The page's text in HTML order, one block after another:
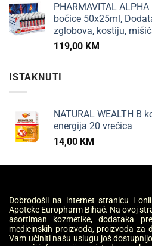
PHARMAVITAL ALPHA
bočice 50x25ml,
zglobova, kostiju,
119,00 KM
ISTAKNUTI
NATURAL WEALTH B
energija 20 vrećica
14,00 KM
Dobrodošli na internet stranicu i
Apoteke Europharm Bihać. Na ovoj
asortiman kozmetike, dodataka
medicinskih proizvoda, proizvoda za
Vam učiniti našu uslugu još